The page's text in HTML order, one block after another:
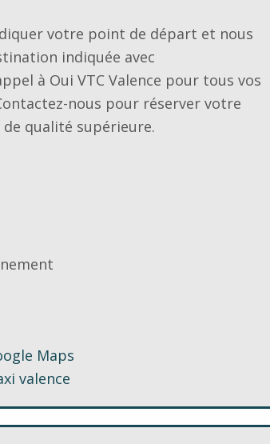
votre point de départ et nous
indiquée avec
à Oui VTC Valence pour tous vos
nous pour réserver votre
qualité supérieure.
Maps
valence